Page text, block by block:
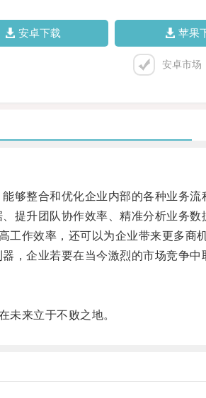
安卓下载 苹果
安卓市场
整合和优化企业内部的各种业务流
升团队协作效率、精准分析业务数
作效率，还可以为企业带来更多商机
企业若要在当今激烈的市场竞争中
来立于不败之地。